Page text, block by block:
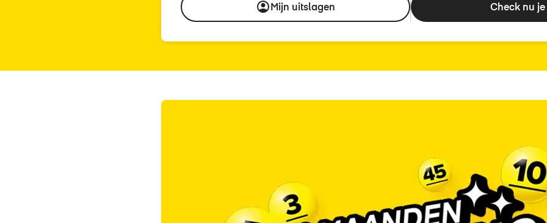
Mijn uitslagen
Check nu